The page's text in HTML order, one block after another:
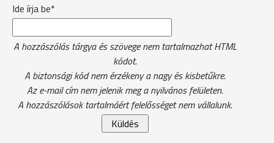
Ide írja be*
A hozzászólás tárgya és szövege nem tartalmazhat HTML
kódot.
A biztonsági kód nem érzékeny a nagy és kisbetűkre.
Az e-mail cím nem jelenik meg a nyilvános felületen.
A hozzászólások tartalmáért felelősséget nem vállalunk.